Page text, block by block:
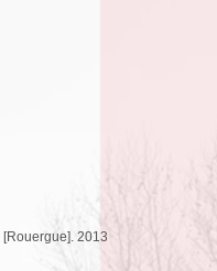
[Rouergue]. 2013